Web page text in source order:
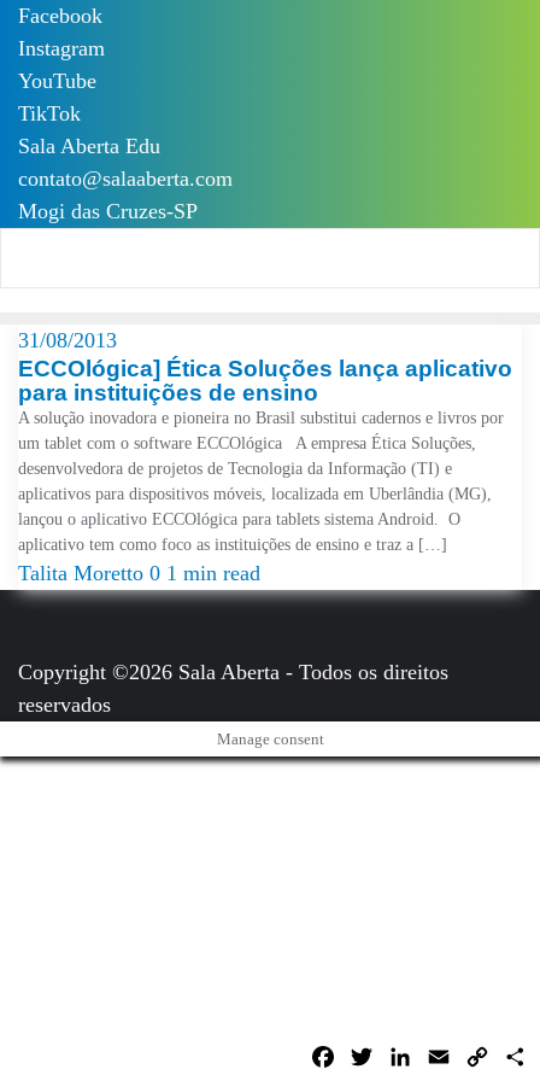
Skip
content
Facebook
Instagram
YouTube
TikTok
Sala Aberta Edu
contato@salaaberta.com
Mogi das Cruzes-SP
31/08/2013
ECCOlógica] Ética Soluções lança aplicativo
para instituições de ensino
A solução inovadora e pioneira no Brasil substitui cadernos e livros por
um tablet com o software ECCOlógica A empresa Ética Soluções,
desenvolvedora de projetos de Tecnologia da Informação (TI) e
aplicativos para dispositivos móveis, localizada em Uberlândia (MG),
lançou o aplicativo ECCOlógica para tablets sistema Android. O
aplicativo tem como foco as instituições de ensino e traz a […]
Talita Moretto 0 1 min read
Copyright ©2026 Sala Aberta - Todos os direitos
reservados
FacebookTwitterLinkedIn
Email Copy
Link
Manage consent